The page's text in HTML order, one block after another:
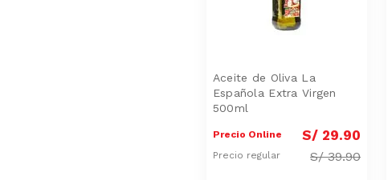
Aceite de Oliva La
Española Extra Virgen
500ml
Precio Online S/ 29.90
Precio regular S/39.90